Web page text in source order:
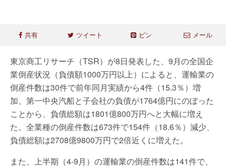
共有 ツイート ピン メール
東京商工リサーチ（TSR）が8日発表した、9月の全国企
業倒産状況（負債額1000万円以上）によると、運輸業の
倒産件数は30件で前年同月実績から4件（15.3％）増
加、第一中央汽船と子会社の負債が1764億円にのぼった
ことから、負債総額は1801億800万円へと大幅に増え
た。全業種の倒産件数は673件で154件（18.6％）減少、
負債総額は2708億9800万円で2倍近くに増えた。
また、上半期（4-9月）の運輸業の倒産件数は141件で、